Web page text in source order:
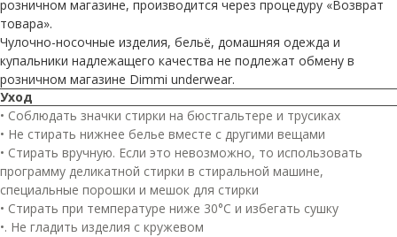
розничном магазине, производится через процедуру «Возврат
товара».
Чулочно-носочные изделия, бельё, домашняя одежда и
купальники надлежащего качества не подлежат обмену в
розничном магазине Dimmi underwear.
Уход
• Соблюдать значки стирки на бюстгальтере и трусиках
• Не стирать нижнее белье вместе с другими вещами
• Стирать вручную. Если это невозможно, то использовать
программу деликатной стирки в стиральной машине,
специальные порошки и мешок для стирки
• Стирать при температуре ниже 30°C и избегать сушку
•. Не гладить изделия с кружевом